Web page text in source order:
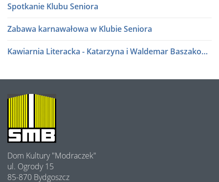
Spotkanie Klubu Seniora
Zabawa karnawałowa w Klubie Seniora
Kawiarnia Literacka - Katarzyna i Waldemar Baszakowie
Kawiarnia Literacka - Roman Sidorkiewicz
Półki literatury - Kawiarnia Literacka
Program Edukacji Spółdzielczej 2025
O
Dom Kultury "Modraczek"
ul. Ogrody 15
85-870 Bydgoszcz